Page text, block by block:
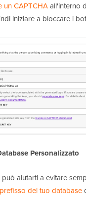
un CAPTCHAall'interno
iniziare a bloccare i
Personalizzato
aiutarti a evitare
del tuo database